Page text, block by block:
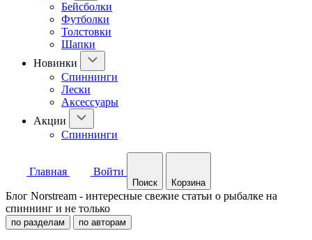
Бейсболки
Футболки
Толстовки
Шапки
Новинки
Спиннинги
Лески
Аксессуары
Акции
Спиннинги
Главная Войти
Поиск Корзина
Блог Norstream - интересные свежие статьи о рыбалке на
спиннинг и не только
по разделам по авторам